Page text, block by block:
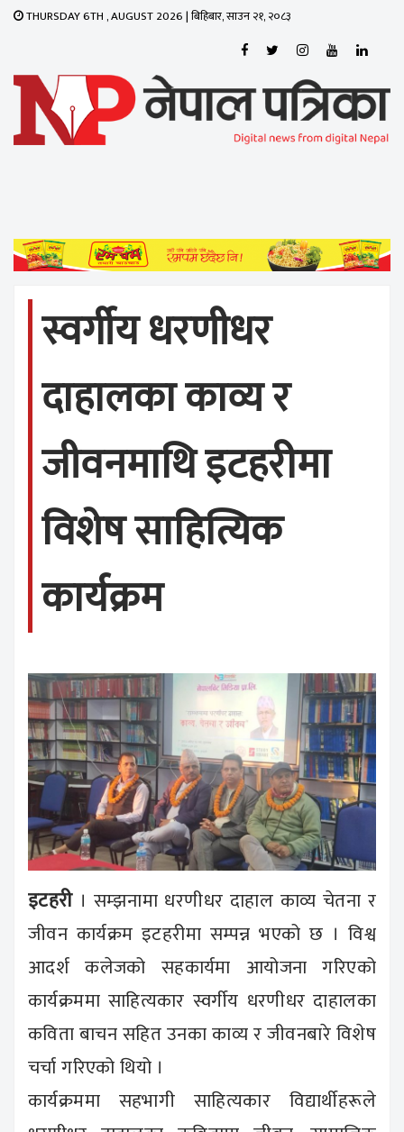
THURSDAY 6TH , AUGUST 2026 | बिहिबार, साउन २१, २०८३
स्वर्गीय धरणीधर
दाहालका काव्य र
जीवनमाथि इटहरीमा
विशेष साहित्यिक
कार्यक्रम
इटहरी। सम्झनामा धरणीधर दाहाल काव्य चेतना र
जीवन कार्यक्रम इटहरीमा सम्पन्न भएको छ । विश्व
आदर्श कलेजको सहकार्यमा आयोजना गरिएको
कार्यक्रममा साहित्यकार स्वर्गीय धरणीधर दाहालका
कविता बाचन सहित उनका काव्य र जीवनबारे विशेष
चर्चा गरिएको थियो ।
कार्यक्रममा सहभागी साहित्यकार विद्यार्थीहरूले